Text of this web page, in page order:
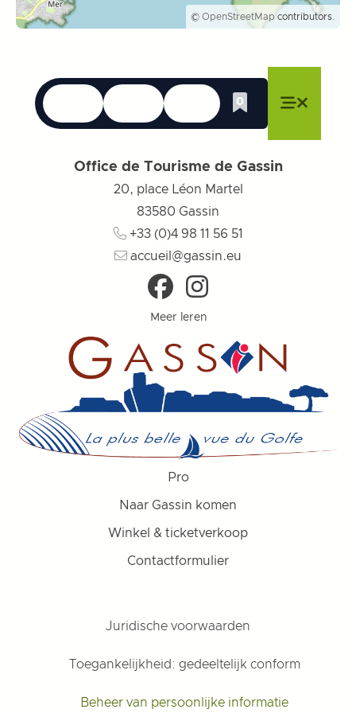
© OpenStreetMap contributors.
Talen
Menu sluiten
Toegankelijkheid
Menu sluiten
Zoek op
Menu sluiten
0
Whishlist
Office de Tourisme de Gassin
20, place Léon Martel
83580 Gassin
+33 (0)4 98 11 56 51
accueil@gassin.eu
Meer leren
Pro
Naar Gassin komen
Winkel & ticketverkoop
Contactformulier
Juridische voorwaarden
Toegankelijkheid: gedeeltelijk conform
Beheer van persoonlijke informatie